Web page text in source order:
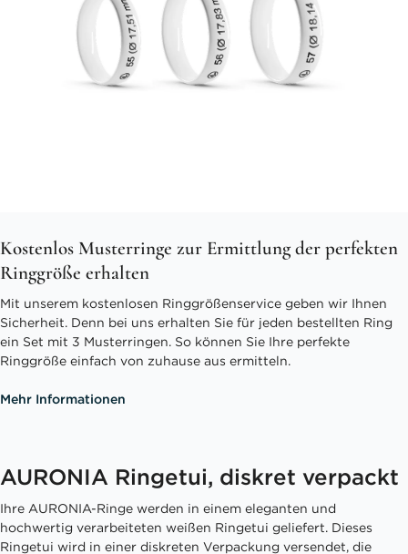
Kostenlos Musterringe zur Ermittlung der perfekten
Ringgröße erhalten
Mit unserem kostenlosen Ringgrößenservice geben wir Ihnen
Sicherheit. Denn bei uns erhalten Sie für jeden bestellten Ring
ein Set mit 3 Musterringen. So können Sie Ihre perfekte
Ringgröße einfach von zuhause aus ermitteln.
Mehr Informationen
AURONIA Ringetui, diskret verpackt
Ihre AURONIA-Ringe werden in einem eleganten und
hochwertig verarbeiteten weißen Ringetui geliefert. Dieses
Ringetui wird in einer diskreten Verpackung versendet, die